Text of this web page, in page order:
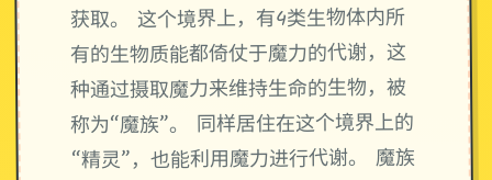
获取。 这个境界上，有4类生物体内所
有的生物质能都倚仗于魔力的代谢，这
种通过摄取魔力来维持生命的生物，被
称为“魔族”。 同样居住在这个境界上的
“精灵”，也能利用魔力进行代谢。 魔族